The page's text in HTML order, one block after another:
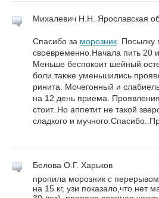
Михалевич Н.Н. Ярославская
Спасибо за морозник. Посылку
своевременно.Начала пить 20
Меньше беспокоит шейный
боли.также уменьшились
ринита. Мочегонный и
на 12 день приема.
стоит..Но аппетит не такой
сладкого и
Белова О.Г. Харьков
пропила морозник с
на 15 кг, узи показало,что нет